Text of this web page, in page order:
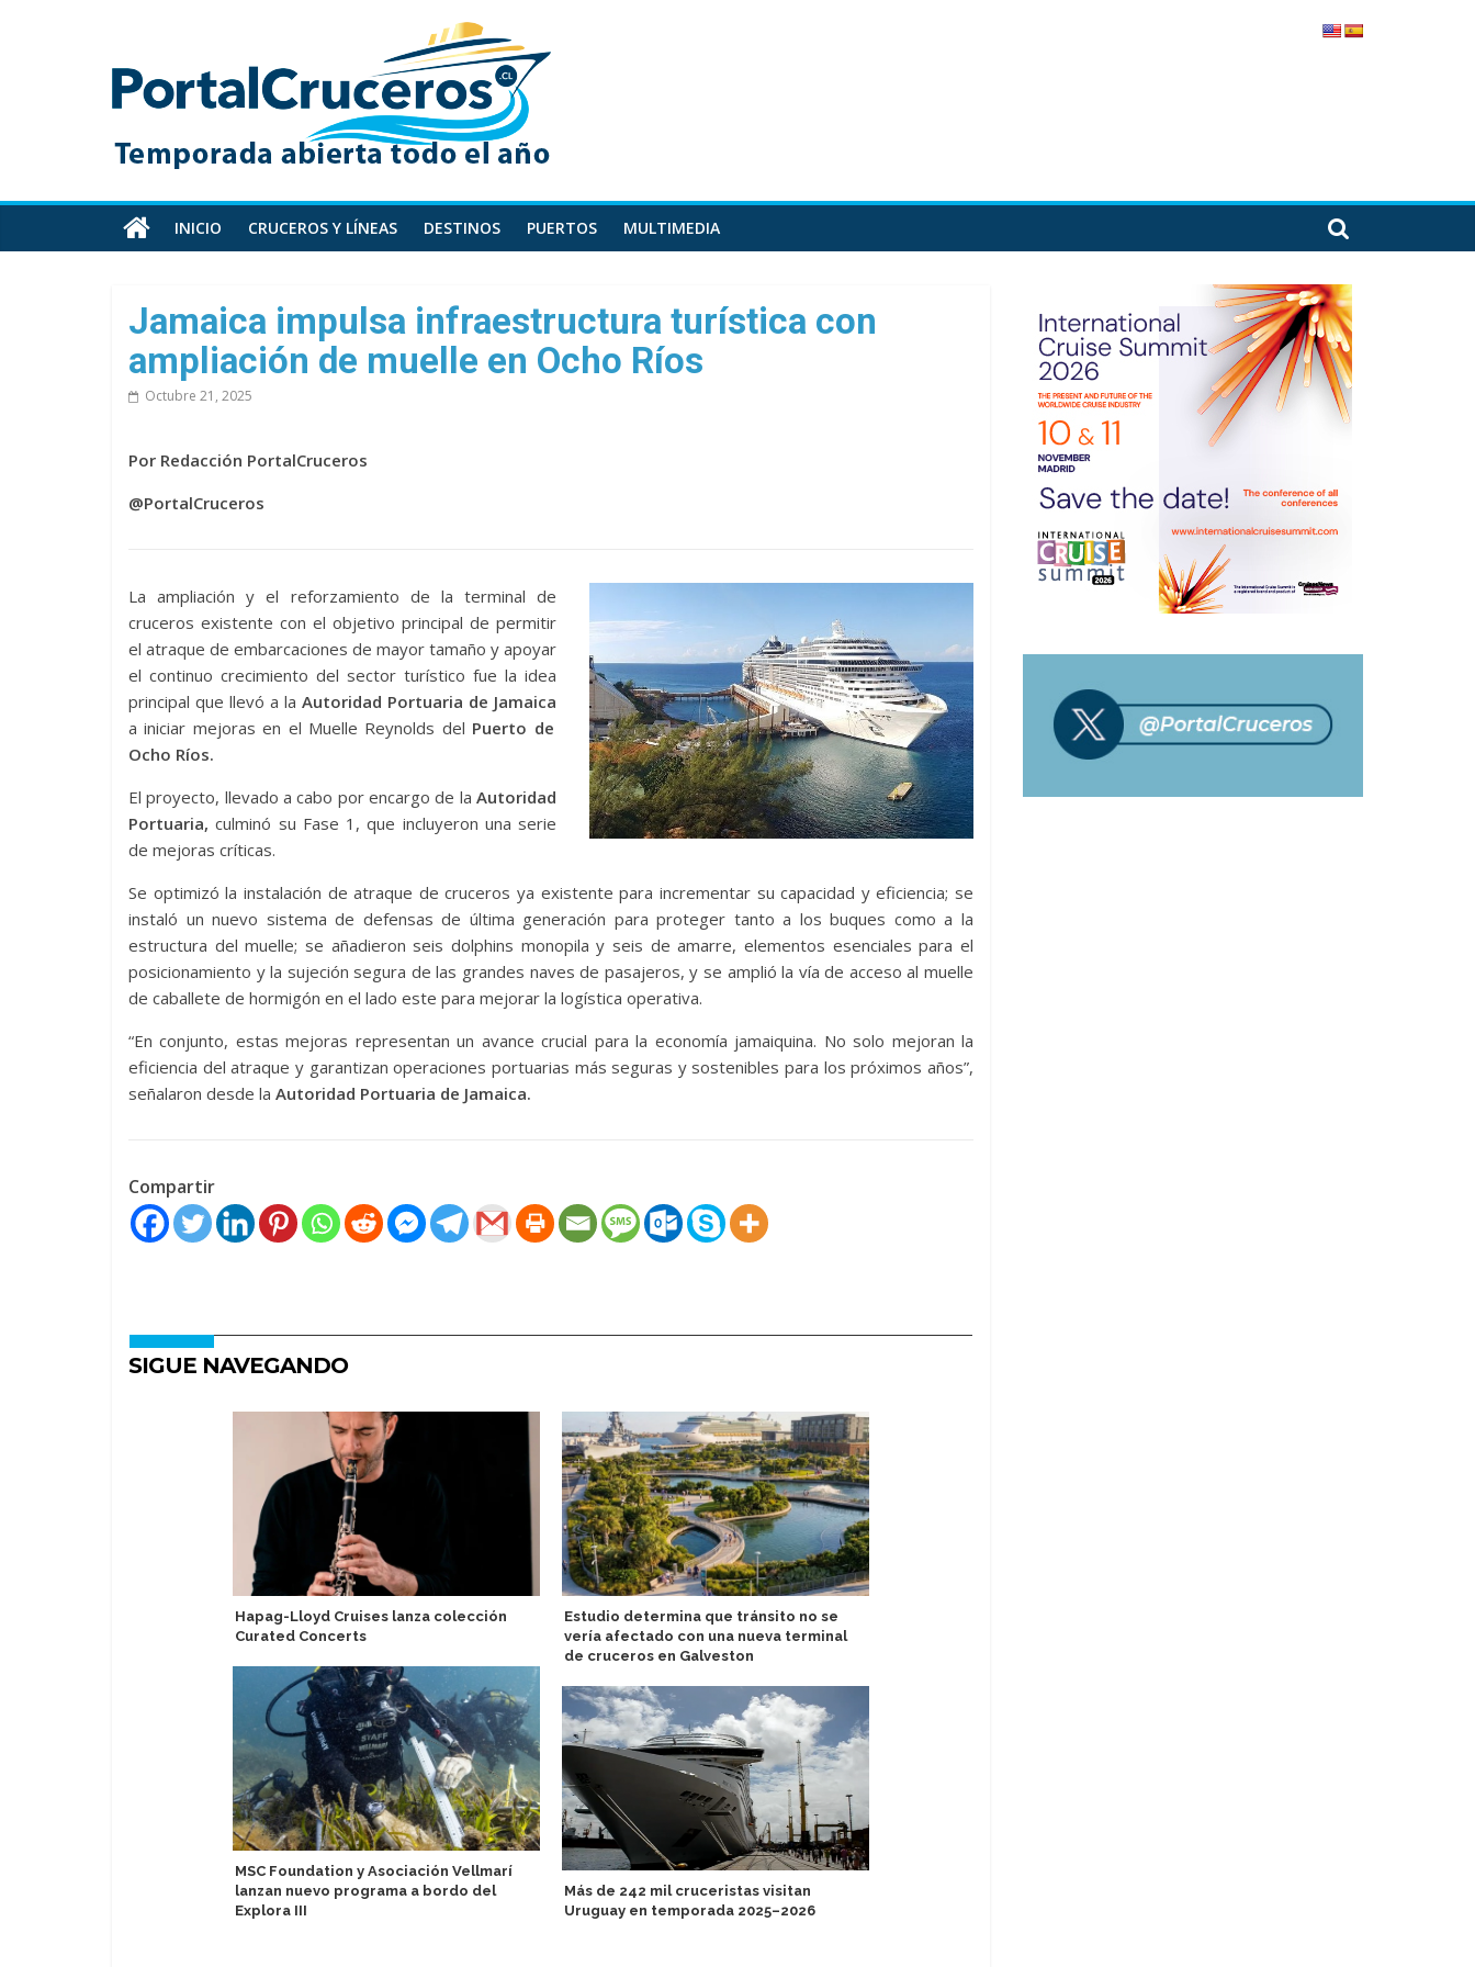
PortalCruceros
Toda
información
cruceros
en
un
sitio
INICIO CRUCEROS Y LÍNEAS DESTINOS PUERTOS MULTIMEDIA
Jamaica impulsa infraestructura turística con
ampliación de muelle en Ocho Ríos
Octubre 21, 2025
Por Redacción PortalCruceros
@PortalCruceros
La ampliación y el reforzamiento de la terminal de
cruceros existente con el objetivo principal de permitir
el atraque de embarcaciones de mayor tamaño y apoyar
el continuo crecimiento del sector turístico fue la idea
principal que llevó a la Autoridad Portuaria de Jamaica
a iniciar mejoras en el Muelle Reynolds del Puerto de
Ocho Ríos.
El proyecto, llevado a cabo por encargo de la Autoridad
Portuaria, culminó su Fase 1, que incluyeron una serie
de mejoras críticas.
Se optimizó la instalación de atraque de cruceros ya existente para incrementar su capacidad y eficiencia; se
instaló un nuevo sistema de defensas de última generación para proteger tanto a los buques como a la
estructura del muelle; se añadieron seis dolphins monopila y seis de amarre, elementos esenciales para el
posicionamiento y la sujeción segura de las grandes naves de pasajeros, y se amplió la vía de acceso al muelle
de caballete de hormigón en el lado este para mejorar la logística operativa.
“En conjunto, estas mejoras representan un avance crucial para la economía jamaiquina. No solo mejoran la
eficiencia del atraque y garantizan operaciones portuarias más seguras y sostenibles para los próximos años”,
señalaron desde la Autoridad Portuaria de Jamaica.
Compartir
SIGUE NAVEGANDO
Hapag-Lloyd Cruises lanza colección
Curated Concerts
MSC Foundation y Asociación Vellmarí
lanzan nuevo programa a bordo del
Explora III
Estudio determina que tránsito no se
vería afectado con una nueva terminal
de cruceros en Galveston
Más de 242 mil cruceristas visitan
Uruguay en temporada 2025–2026